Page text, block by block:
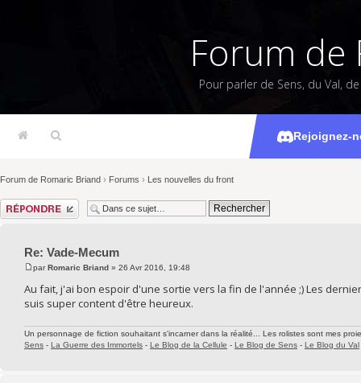
Forum de
Pour parler de Sens, du Val,
Rejoignez-
Forum de Romaric Briand › Forums › Les nouvelles du front
Répondre
Re: Vade-Mecum
parRomaric Briand » 26 Avr 2016, 19:48
Au fait, j'ai bon espoir d'une sortie vers la fin de l'année ;) Les
suis super content d'être heureux.
Un personnage de fiction souhaitant s'incarner dans la réalité... Les rolistes sont mes
Sens - La Guerre des Immortels - Le Blog de la Cellule - Le Blog de Sens - Le Blog du Val